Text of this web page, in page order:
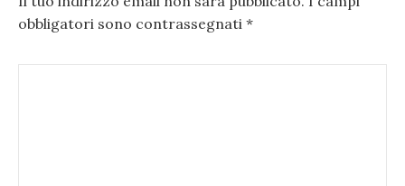
obbligatori sono contrassegnati *